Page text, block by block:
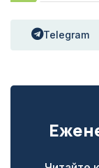
Telegram